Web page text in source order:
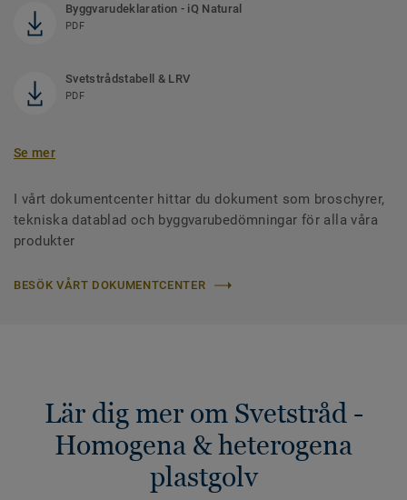
Byggvarudeklaration - iQ Natural
PDF
Svetstrådstabell & LRV
PDF
Se mer
I vårt dokumentcenter hittar du dokument som broschyrer,
tekniska datablad och byggvarubedömningar för alla våra
produkter
BESÖK VÅRT DOKUMENTCENTER
Lär dig mer om Svetstråd -
Homogena & heterogena
plastgolv